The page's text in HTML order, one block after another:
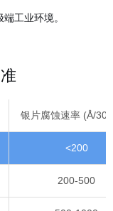
工业环境。
银片腐蚀速率 (Å/30
<200
200-500